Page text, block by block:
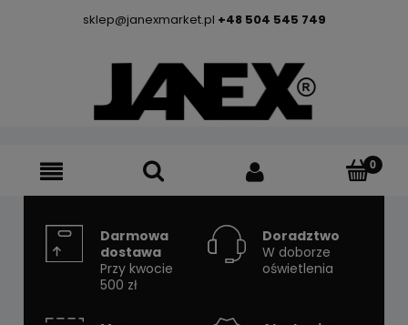
sklep@janexmarket.pl +48 504 545 749
Darmowa
dostawa
Przy kwocie
500 zł
Doradztwo
W doborze
oświetlenia